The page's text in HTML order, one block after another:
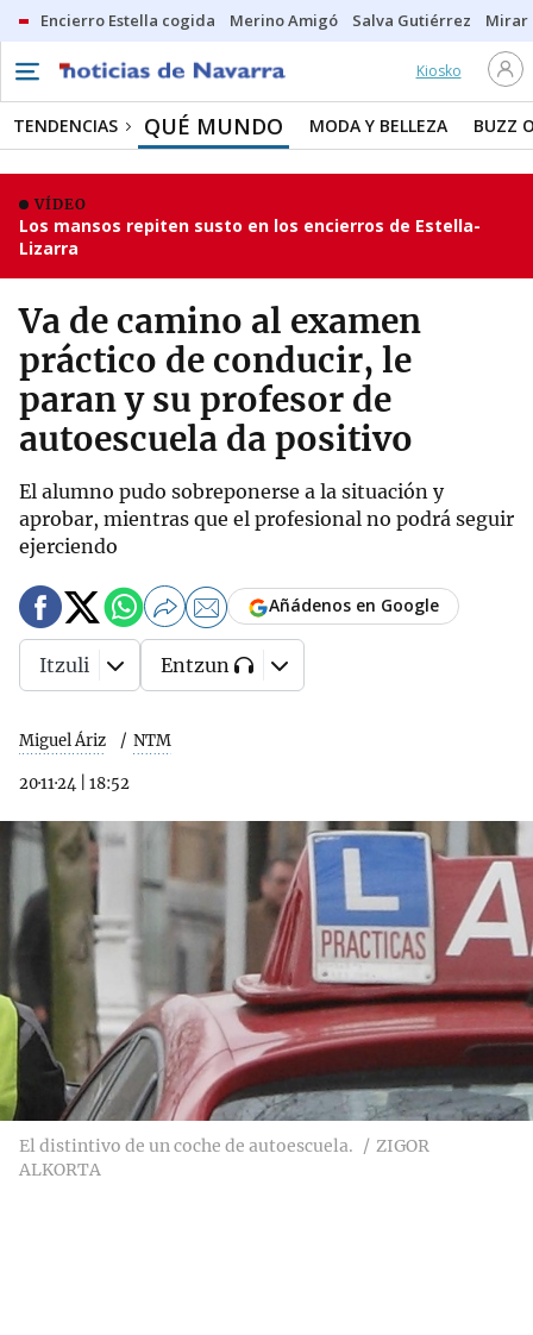
Encierro Estella cogida Merino Amigó Salva Gutiérrez Mirar
Kiosko
TENDENCIAS QUÉ MUNDO MODA Y BELLEZA BUZZ
VÍDEO
Los mansos repiten susto en los encierros de Estella-
Lizarra
Va de camino al examen
práctico de conducir, le
paran y su profesor de
autoescuela da positivo
El alumno pudo sobreponerse a la situación y
aprobar, mientras que el profesional no podrá seguir
ejerciendo
Miguel Áriz NTM
20·11·24 18:52
Añádenos en Google
Itzuli Entzun
El distintivo de un coche de autoescuela.
ZIGOR
ALKORTA